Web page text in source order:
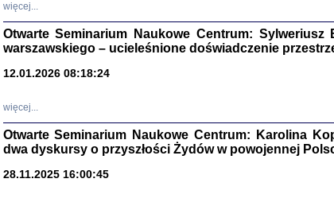
'z
Józef Zelkowicz,
więcej...
Otwarte Seminarium Naukowe Centrum:
warszawskiego – ucieleśnione doświadczenie
12.01.2026 08:18:24
więcej...
Otwarte Seminarium Naukowe Centrum: Karolina
dwa dyskursy o przyszłości Żydów w powojennej
28.11.2025 16:00:45